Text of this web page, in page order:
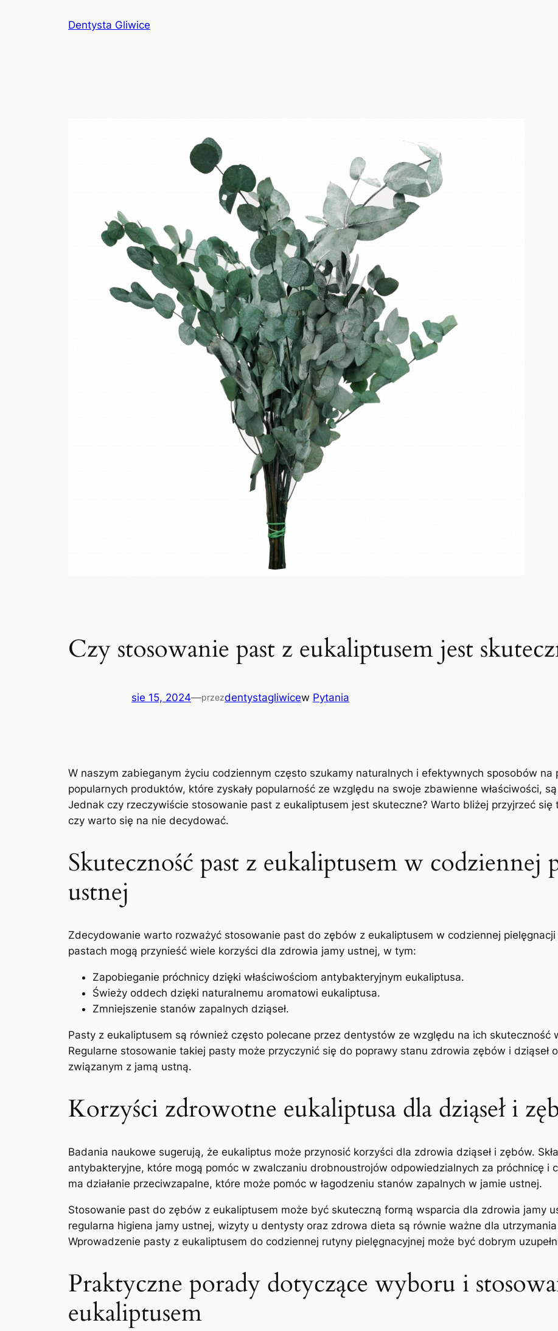
Dentysta Gliwice
Czy stosowanie past z eukaliptusem jest
sie 15, 2024—przezdentystagliwicew Pytania
W ​naszym zabieganym ⁤życiu ⁣codziennym często szukamy naturalnych i efektywnych sposobów
⁣popularnych produktów, które zyskały popularność ze względu na swoje zbawienne właściwości,
⁤Jednak czy rzeczywiście stosowanie past z eukaliptusem ‍jest skuteczne? Warto bliżej przyjrzeć
czy warto się⁣ na nie ​decydować.
Skuteczność ⁣past z eukaliptusem w codziennej
ustnej
Zdecydowanie⁢ warto‍ rozważyć stosowanie past ‍do zębów z eukaliptusem w codziennej
pastach mogą przynieść wiele korzyści dla zdrowia jamy ustnej, ⁤w ‌tym:
Zapobieganie próchnicy dzięki właściwościom antybakteryjnym eukaliptusa.
Świeży oddech dzięki ‌naturalnemu aromatowi eukaliptusa.
Zmniejszenie stanów zapalnych​ dziąseł.
Pasty z eukaliptusem są również często polecane przez‍ dentystów ze względu na ich skuteczność
Regularne stosowanie takiej pasty może ⁢przyczynić się do poprawy ⁤stanu zdrowia zębów i dziąseł
związanym⁤ z jamą ustną.
Korzyści zdrowotne eukaliptusa⁤ dla ⁢dziąseł⁣ i
Badania naukowe sugerują, że eukaliptus⁤ może przynosić korzyści dla zdrowia dziąseł⁤ i zębów.
antybakteryjne, które mogą pomóc w zwalczaniu drobnoustrojów odpowiedzialnych za próchnicę i
ma działanie przeciwzapalne, które może ⁣pomóc w ​łagodzeniu⁤ stanów zapalnych w jamie ustnej.
Stosowanie past do zębów z eukaliptusem może być skuteczną formą wsparcia dla zdrowia jamy⁤
regularna higiena jamy ustnej, wizyty u dentysty oraz zdrowa dieta są równie ważne dla
Wprowadzenie pasty z eukaliptusem do codziennej rutyny pielęgnacyjnej ⁣może‍ być dobrym
Praktyczne porady ​dotyczące wyboru​ i
eukaliptusem